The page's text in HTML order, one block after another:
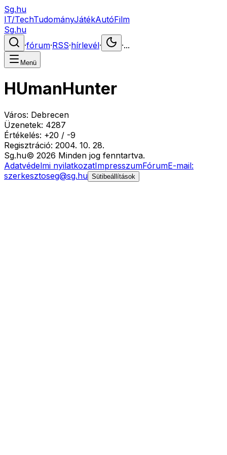
Sg.hu
IT/TechTudományJátékAutóFilm
Sg.hu
·fórum·RSS·hírlevél· ·...
Menü
HUmanHunter
Város: Debrecen
Üzenetek: 4287
Értékelés: +20 / -9
Regisztráció: 2004. 10. 28.
Sg.hu© 2026 Minden jog fenntartva.
Adatvédelmi nyilatkozatImpresszumFórumE-mail:
szerkesztoseg@sg.hu Sütibeállítások